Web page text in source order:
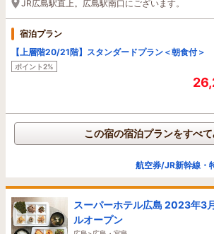
JR広島駅直上。広島駅南口にございます。
宿泊プラン
【上層階20/21階】スタンダードプラン＜朝食付＞
ポイント2%
この宿の宿泊プランをすべ
航空券/JR新幹線・
スーパーホテル広島 2023年3
ルオープン